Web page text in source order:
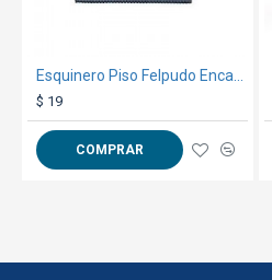
$ 19
COMPRAR